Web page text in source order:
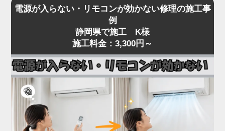
スクにもつながるため、初期段階での点検が肝心。
気になる音や振動があれば、お早めにご相談くださ
付いている」「冷房運転中に氷が張る」といった症
状は、冷媒ガスが漏れているサインです。
冷媒ガスは本来密閉系で循環しているため、減るこ
接続部（フレアナット）の緩み、配管自体のピンホ
ール、室内機の熱交換器からの微少漏れなどです。
実際の現場では、設置から10年以上経過したエアコ
ンで配管劣化によるガス漏れが多発しており、補充
だけでは数ヶ月で再発するため、漏れ箇所の特定・
電源が入らない・リモコンが効かない修理の施工事
例
静岡県で施工 K様
施工料金：3,300円～